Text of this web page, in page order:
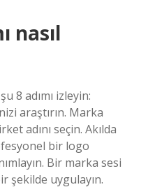
nasıl
8 adımı izleyin:
araştırın. Marka
adını seçin. Akılda
bir logo
Bir marka sesi
şekilde uygulayın.